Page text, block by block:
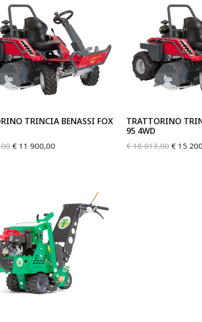
TRINCIA BENASSI FOX
€ 11 900,00
TRATTORINO
95 4WD
€18 013,00 € 15